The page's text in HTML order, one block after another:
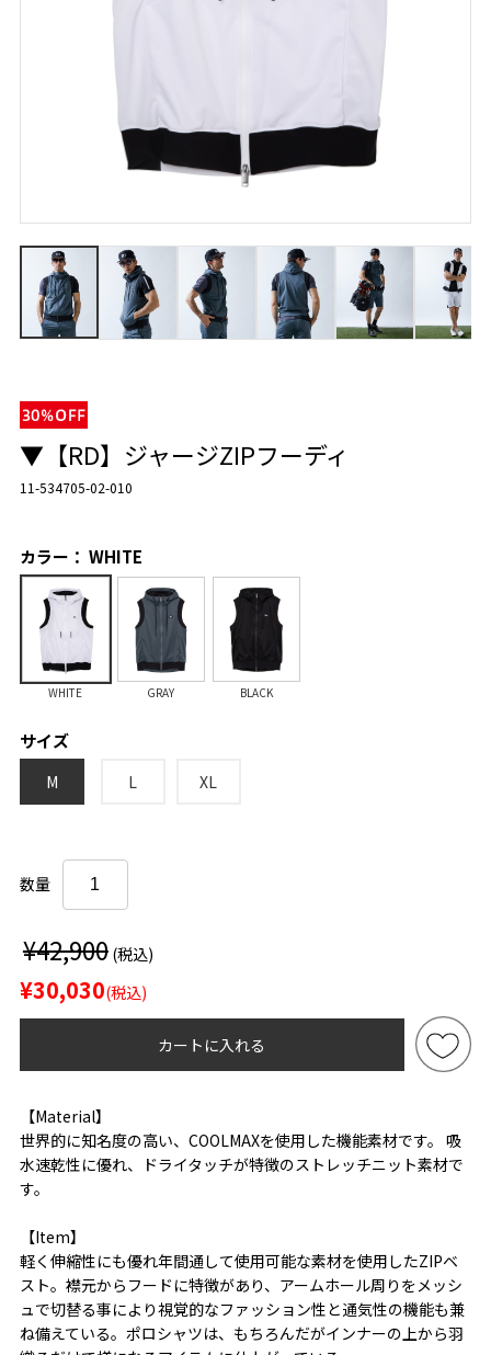
▼【RD】ジャージZIPフーディ
11-534705-02-010
カラー： WHITE
WHITE GRAY BLACK
サイズ
M L XL
数量
¥42,900 (税込)
¥30,030(税込)
カートに入れる
【Material】
世界的に知名度の高い、COOLMAXを使用した機能素材です。 吸
水速乾性に優れ、ドライタッチが特徴のストレッチニット素材で
す。
【Item】
軽く伸縮性にも優れ年間通して使用可能な素材を使用したZIPベ
スト。襟元からフードに特徴があり、アームホール周りをメッシ
ュで切替る事により視覚的なファッション性と通気性の機能も兼
ね備えている。ポロシャツは、もちろんだがインナーの上から羽